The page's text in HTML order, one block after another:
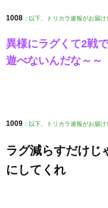
1008 : 以下、トリカラ速報がお届け
異様にラグくて2戦
遊べないんだな～～
1009 : 以下、トリカラ速報がお届け
ラグ減らすだけじ
にしてくれ